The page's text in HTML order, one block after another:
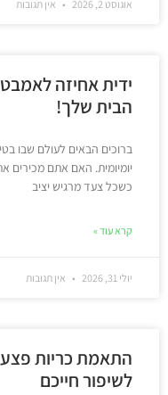
אוגוסט 2, 2026 אין תגובות
ידית אחיזה
הבית שלך!
ברוכים הבאים לעולם שבו
יומיומית. האם אתם מכירים
כשכל צעד מרגיש יציב
קרא עוד »
יולי 31, 2026 אין תגובות
התאמת כריות פצעי
לשיפור חייכם